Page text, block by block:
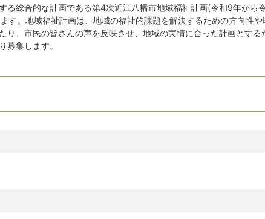
る総合的な計画である第4次近江八幡市地域福祉計画(令和9年から
す。地域福祉計画は、地域の福祉的課題を解決するための方向性や
り、市民の皆さんの声を反映させ、地域の実情に合った計画とする
募集します。